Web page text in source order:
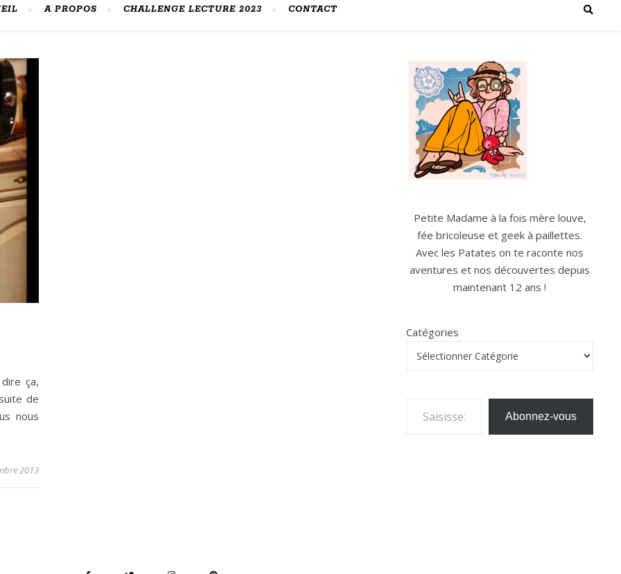
A PROPOS CHALLENGE LECTURE 2023 CONTACT
ça,
de
nous
2013
Petite Madame à la fois mère louve,
fée bricoleuse et geek à paillettes.
Avec les Patates on te raconte nos
aventures et nos découvertes depuis
maintenant 12 ans !
Catégories
Saisissez votre adresse e-mail…
Abonnez-vous